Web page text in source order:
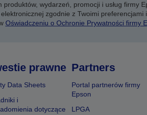
wydarzeń, promocji i usług firmy
zgodnie z Twoimi preferencjami i
Oświadczeniu o Ochronie Prywatności firmy
prawne
Data Sheets
i
dotyczące
Partners
Portal partnerów firmy
Epson
LPGA